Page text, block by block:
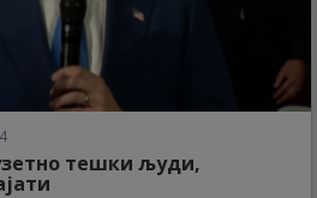
тешки људи,